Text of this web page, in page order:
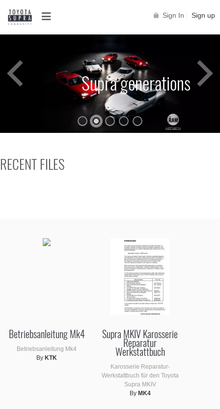
Sign In Sign up
generations
Supra generations
RECENT FILES
Betriebsanleitung Mk4
Betriebsanleitung Mk4
By KTK
Supra MKIV Karosserie
Reparatur
Werkstattbuch
Karosserie Reparatur-
Werkstattbuch für den Toyota
Supra MKIV
By MK4